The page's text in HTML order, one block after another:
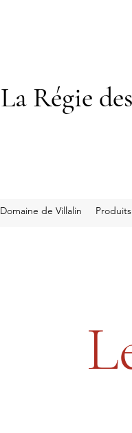
La Régie
Domaine de Villalin Produits